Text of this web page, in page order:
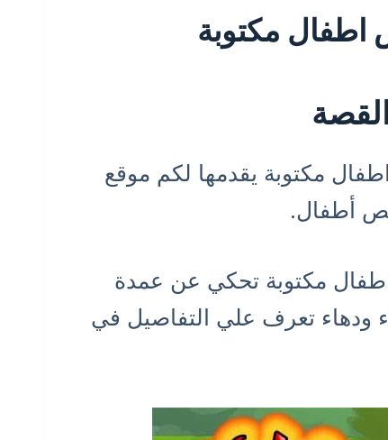
مكتوبة
مكتوبة يقدمها لكم موقع
أطفال.
مكتوبة تحكي عن عمدة
ودهاء تعرف علي التفاصيل في